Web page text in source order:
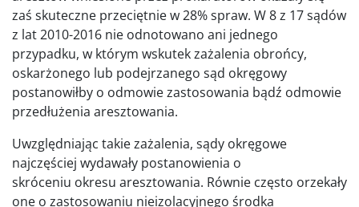
zaś skuteczne przeciętnie w 28% spraw. W 8 z 17 sądów
z lat 2010-2016 nie odnotowano ani jednego
przypadku, w którym wskutek zażalenia obrońcy,
oskarżonego lub podejrzanego sąd okręgowy
postanowiłby o odmowie zastosowania bądź odmowie
przedłużenia aresztowania.
Uwzględniając takie zażalenia, sądy okręgowe
najczęściej wydawały postanowienia o
skróceniu okresu aresztowania. Równie często orzekały
one o zastosowaniu nieizolacyjnego środka